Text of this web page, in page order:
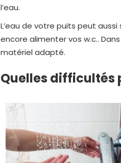
l’eau.
L’eau de votre puits peut
encore alimenter vos w.c..
matériel adapté.
Quelles difficultés